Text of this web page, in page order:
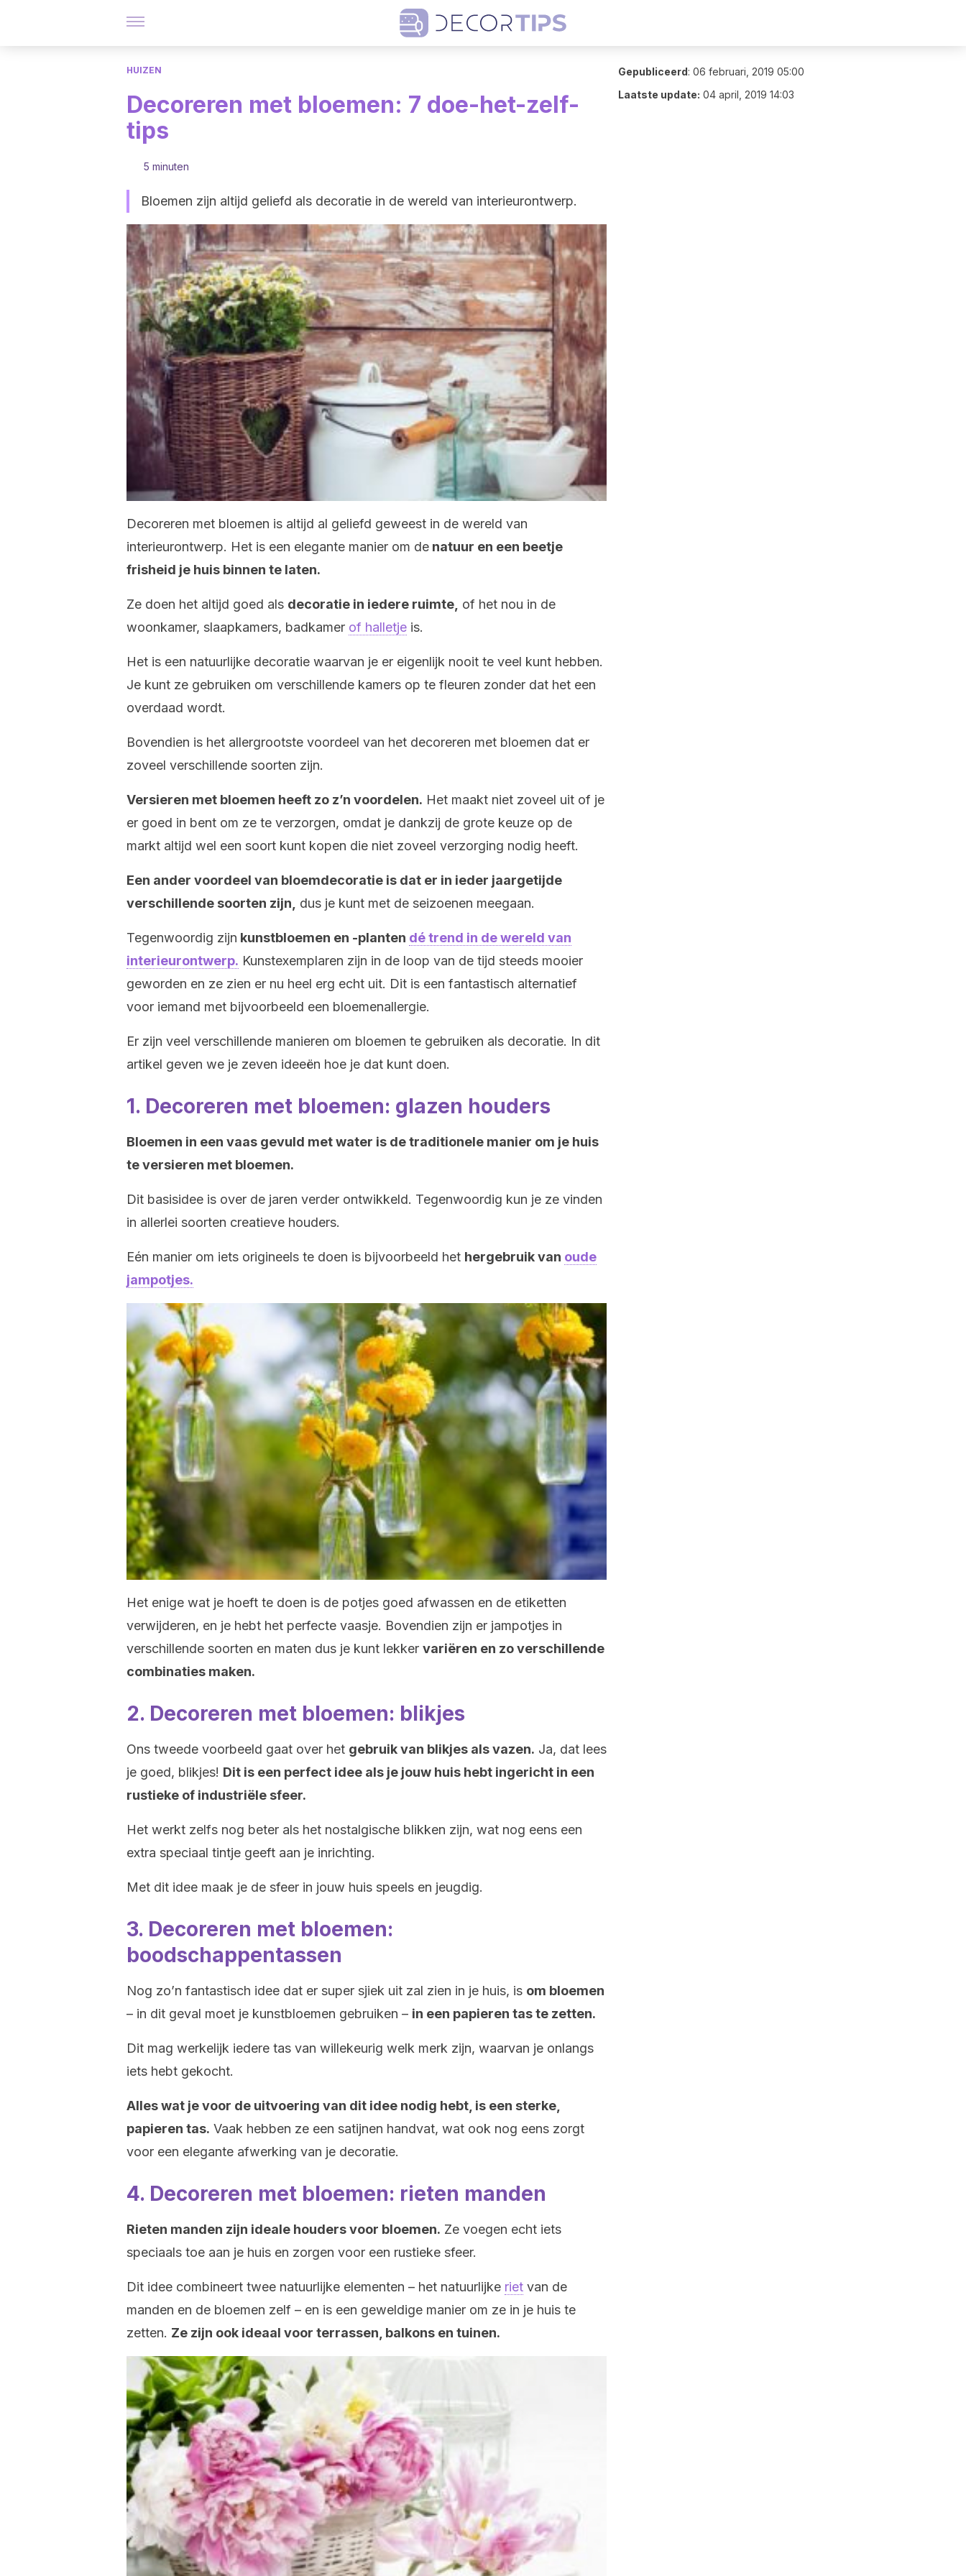
HUIZEN
Decoreren met bloemen: 7 doe-het-zelf-
tips
5 minuten
Bloemen zijn altijd geliefd als decoratie in de wereld van interieurontwerp.
Decoreren met bloemen is altijd al geliefd geweest in de wereld van
interieurontwerp. Het is een elegante manier om de natuur en een beetje
frisheid je huis binnen te laten.
Ze doen het altijd goed als decoratie in iedere ruimte, of het nou in de
woonkamer, slaapkamers, badkamer of halletje is.
Het is een natuurlijke decoratie waarvan je er eigenlijk nooit te veel kunt hebben.
Je kunt ze gebruiken om verschillende kamers op te fleuren zonder dat het een
overdaad wordt.
Bovendien is het allergrootste voordeel van het decoreren met bloemen dat er
zoveel verschillende soorten zijn.
Versieren met bloemen heeft zo z’n voordelen. Het maakt niet zoveel uit of je
er goed in bent om ze te verzorgen, omdat je dankzij de grote keuze op de
markt altijd wel een soort kunt kopen die niet zoveel verzorging nodig heeft.
Een ander voordeel van bloemdecoratie is dat er in ieder jaargetijde
verschillende soorten zijn,
dus je kunt met de seizoenen meegaan.
Tegenwoordig zijn kunstbloemen en -planten dé trend in de wereld van
interieurontwerp. Kunstexemplaren zijn in de loop van de tijd steeds mooier
geworden en ze zien er nu heel erg echt uit. Dit is een fantastisch alternatief
voor iemand met bijvoorbeeld een bloemenallergie.
Er zijn veel verschillende manieren om bloemen te gebruiken als decoratie. In dit
artikel geven we je zeven ideeën hoe je dat kunt doen.
1. Decoreren met bloemen: glazen houders
Bloemen in een vaas gevuld met water is de traditionele manier om je huis
te versieren met bloemen.
Dit basisidee is over de jaren verder ontwikkeld. Tegenwoordig kun je ze vinden
in allerlei soorten creatieve houders.
Eén manier om iets origineels te doen is bijvoorbeeld het hergebruik van oude
jampotjes.
Het enige wat je hoeft te doen is de potjes goed afwassen en de etiketten
verwijderen, en je hebt het perfecte vaasje. Bovendien zijn er jampotjes in
verschillende soorten en maten dus je kunt lekker variëren en zo verschillende
combinaties maken.
2. Decoreren met bloemen: blikjes
Ons tweede voorbeeld gaat over het gebruik van blikjes als vazen. Ja, dat lees
je goed, blikjes! Dit is een perfect idee als je jouw huis hebt ingericht in een
rustieke of industriële sfeer.
Het werkt zelfs nog beter als het nostalgische blikken zijn, wat nog eens een
extra speciaal tintje geeft aan je inrichting.
Met dit idee maak je de sfeer in jouw huis speels en jeugdig.
3. Decoreren met bloemen:
boodschappentassen
Nog zo’n fantastisch idee dat er super sjiek uit zal zien in je huis, is om bloemen
– in dit geval moet je kunstbloemen gebruiken – in een papieren tas te zetten.
Dit mag werkelijk iedere tas van willekeurig welk merk zijn, waarvan je onlangs
iets hebt gekocht.
Alles wat je voor de uitvoering van dit idee nodig hebt, is een sterke,
papieren tas. Vaak hebben ze een satijnen handvat, wat ook nog eens zorgt
voor een elegante afwerking van je decoratie.
4. Decoreren met bloemen: rieten manden
Rieten manden zijn ideale houders voor bloemen. Ze voegen echt iets
speciaals toe aan je huis en zorgen voor een rustieke sfeer.
Dit idee combineert twee natuurlijke elementen – het natuurlijke riet van de
manden en de bloemen zelf – en is een geweldige manier om ze in je huis te
zetten. Ze zijn ook ideaal voor terrassen, balkons en tuinen.
Gepubliceerd: 06 februari, 2019 05:00
Laatste update: 04 april, 2019 14:03